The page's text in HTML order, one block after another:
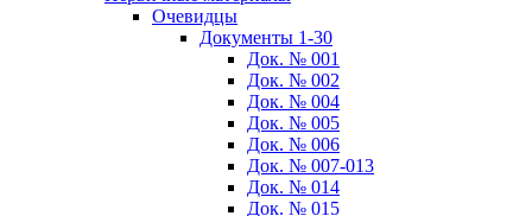
Очевидцы
Документы 1-30
Док. № 001
Док. № 002
Док. № 004
Док. № 005
Док. № 006
Док. № 007-013
Док. № 014
Док. № 015